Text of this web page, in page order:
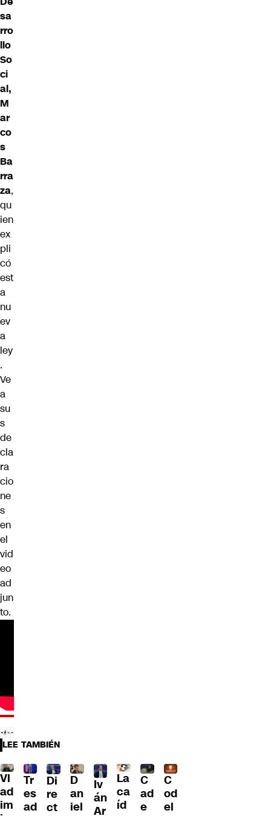
sa
rro
llo
So
ci
al,
M
ar
co
s
Ba
rra
za,
qu
ien
ex
pli
có
est
a
nu
ev
a
ley
.
Ve
a
su
s
de
cla
ra
cio
ne
s
en
el
vid
eo
ad
jun
to.
LEE TAMBIÉN
Vl
ad
im
Tr
es
ad
Di
re
ct
D
an
iel
Iv
án
Ar
La
ca
íd
C
ad
e
C
od
el